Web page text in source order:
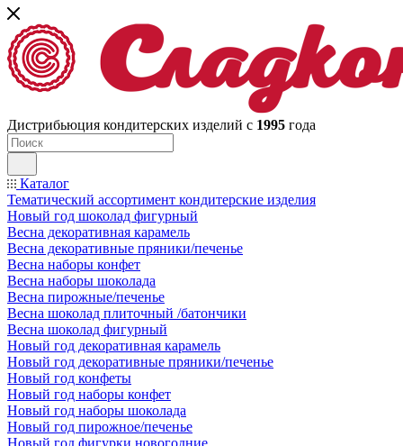
Дистрибьюция кондитерских изделий с 1995 года
Каталог
Тематический ассортимент кондитерские изделия
Новый год шоколад фигурный
Весна декоративная карамель
Весна декоративные пряники/печенье
Весна наборы конфет
Весна наборы шоколада
Весна пирожные/печенье
Весна шоколад плиточный /батончики
Весна шоколад фигурный
Новый год декоративная карамель
Новый год декоративные пряники/печенье
Новый год конфеты
Новый год наборы конфет
Новый год наборы шоколада
Новый год пирожное/печенье
Новый год фигурки новогодние